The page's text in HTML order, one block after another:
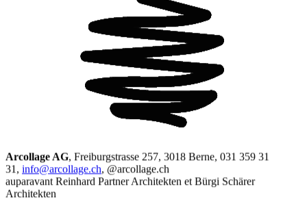
Arcollage AG, Freiburgstrasse 257, 3018 Berne, 031 359 31
31, info@arcollage.ch, @arcollage.ch
auparavant Reinhard Partner Architekten et Bürgi Schärer
Architekten